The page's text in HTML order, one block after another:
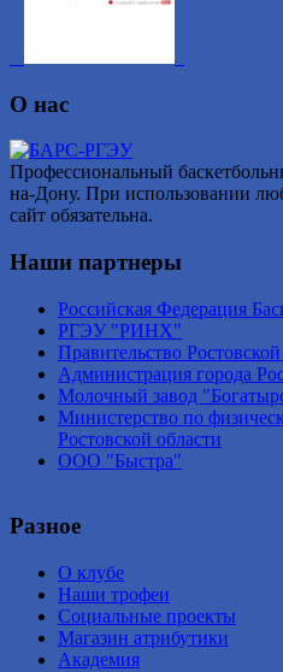
О нас
Профессиональный
на-Дону. При использовании
сайт обязательна.
Наши партнеры
Российская Федерация
РГЭУ "РИНХ"
Правительство
Администрация города
Молочный завод
Министерство по
Ростовской области
ООО "Быстра"
Разное
О клубе
Наши трофеи
Социальные проекты
Магазин атрибутики
Академия